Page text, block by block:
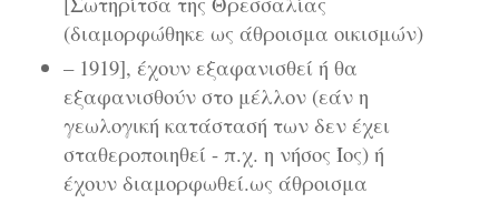
(διαμορφώθηκε ως άθροισμα οικισμών)
– 1919], έχουν εξαφανισθεί ή θα
εξαφανισθούν στο μέλλον (εάν η
γεωλογική κατάστασή των δεν έχει
σταθεροποιηθεί - π.χ. η νήσος Ίος) ή
έχουν διαμορφωθεί.ως άθροισμα